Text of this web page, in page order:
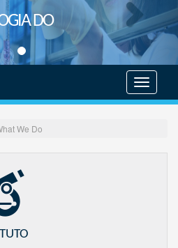
DO
menu
We Do